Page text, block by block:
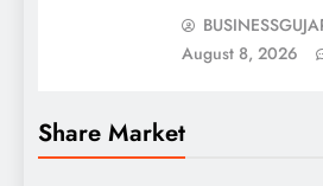
August 8, 2026
Share Market